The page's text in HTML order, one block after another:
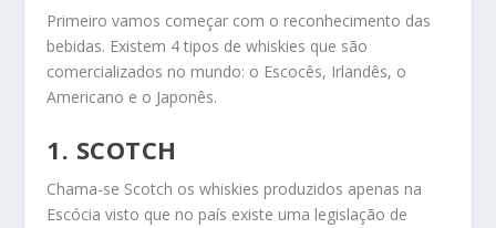
Primeiro vamos começar com o reconhecimento das
bebidas. Existem 4 tipos de whiskies que são
comercializados no mundo: o Escocês, Irlandês, o
Americano e o Japonês.
1. SCOTCH
Chama-se Scotch os whiskies produzidos apenas na
Escócia visto que no país existe uma legislação de